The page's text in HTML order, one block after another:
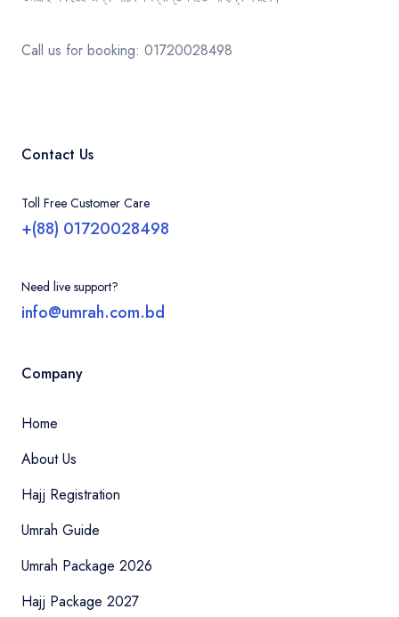
Call us for booking: 01720028498
Contact Us
Toll Free Customer Care
+(88) 01720028498
Need live support?
info@umrah.com.bd
Company
Home
About Us
Hajj Registration
Umrah Guide
Umrah Package 2026
Hajj Package 2027